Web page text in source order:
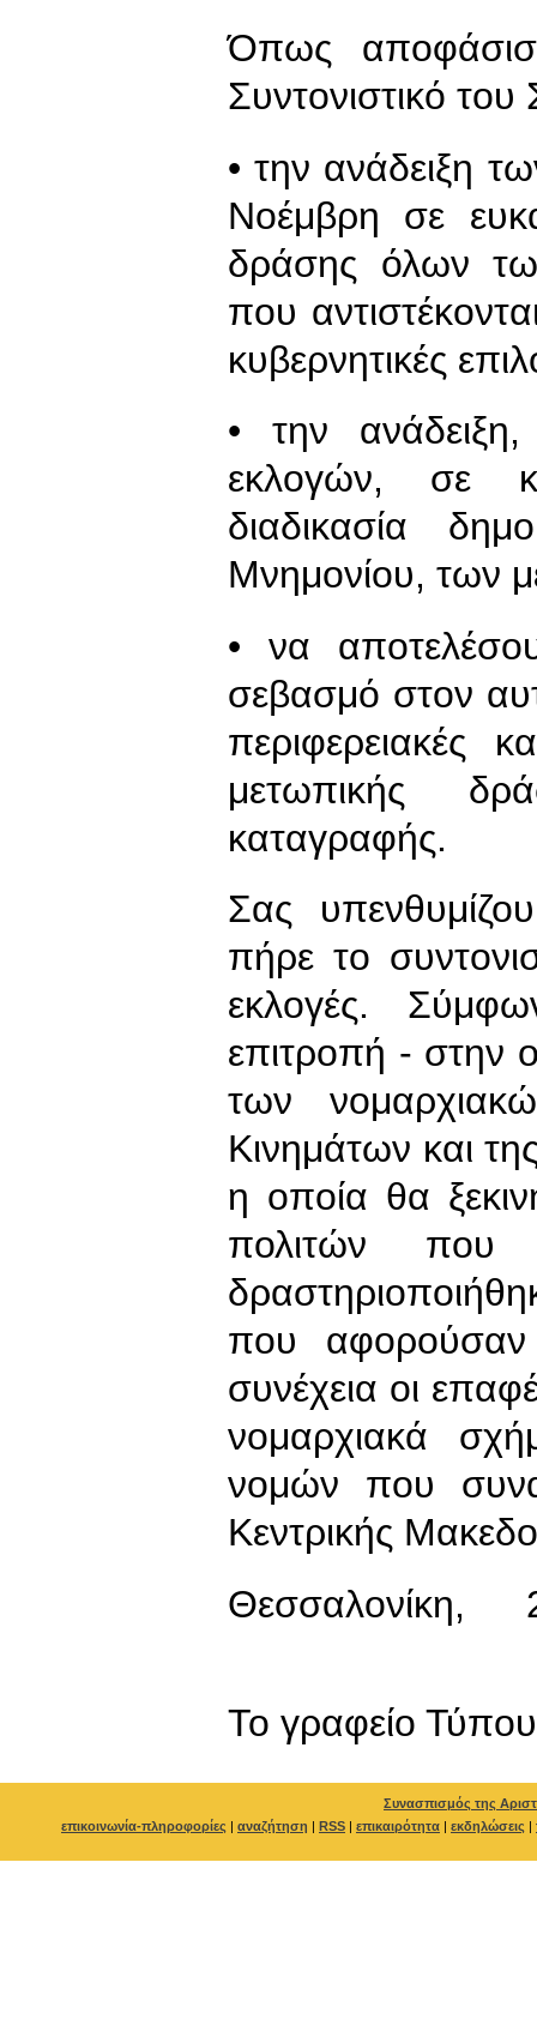
Όπως
Συντονιστικό
• την ανάδειξη
Νοέμβρη σε
δράσης όλων
που
κυβερνητικές
• την ανάδειξη,
εκλογών, σε
διαδικασία
Μνημονίου, των
• να
σεβασμό στον
περιφερειακές
μετωπικής
καταγραφής.
Σας
πήρε το
εκλογές.
επιτροπή - στην
των
Κινημάτων και
η οποία θα
πολιτών
που
συνέχεια οι
νομαρχιακά
νομών που
Κεντρικής
Το γραφείο
Συνασπισμός της
επικοινωνία-πληροφορίες | αναζήτηση | RSS | επικαιρότητα | εκδηλώσεις |